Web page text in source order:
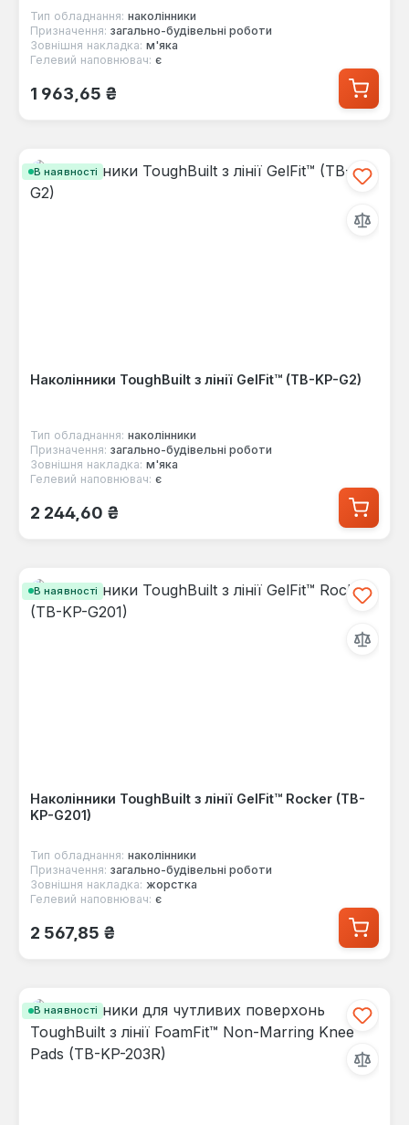
Тип обладнання: наколінники
Призначення: загально-будівельні роботи
Зовнішня накладка: м'яка
Гелевий наповнювач: є
Звичайна ціна:
1 963,65 ₴
В наявності
Наколінники ToughBuilt з лінії GelFit™ (TB-KP-G2)
Тип обладнання: наколінники
Призначення: загально-будівельні роботи
Зовнішня накладка: м'яка
Гелевий наповнювач: є
Звичайна ціна:
2 244,60 ₴
В наявності
Наколінники ToughBuilt з лінії GelFit™ Rocker (TB-
KP-G201)
Тип обладнання: наколінники
Призначення: загально-будівельні роботи
Зовнішня накладка: жорстка
Гелевий наповнювач: є
Звичайна ціна:
2 567,85 ₴
В наявності